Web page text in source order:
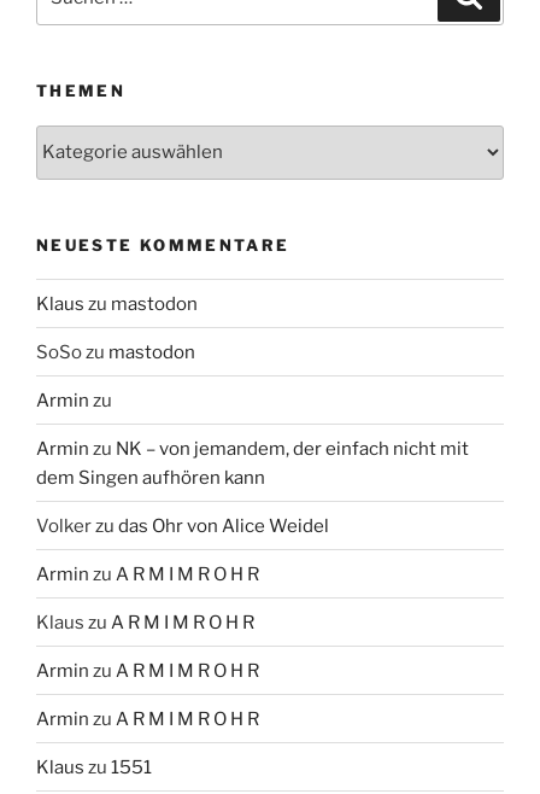
nach:
THEMEN
Themen
NEUESTE KOMMENTARE
Klaus zu mastodon
SoSozu mastodon
Armin zu
Armin zu NK – von jemandem, der einfach nicht mit
dem Singen aufhören kann
Volkerzu das Ohr von Alice Weidel
Armin zu A R M I M R O H R
Klaus zu A R M I M R O H R
Armin zu A R M I M R O H R
Armin zu A R M I M R O H R
Klaus zu 1551